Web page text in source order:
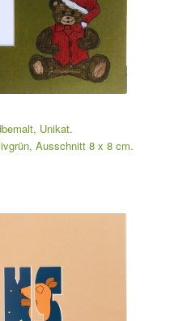
Unikat.
Ausschnitt 8 x 8 cm.